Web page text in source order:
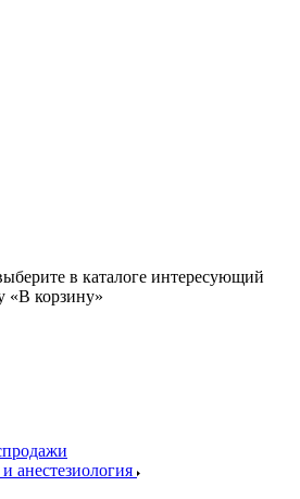
в каталоге интересующий
«В корзину»
анестезиология